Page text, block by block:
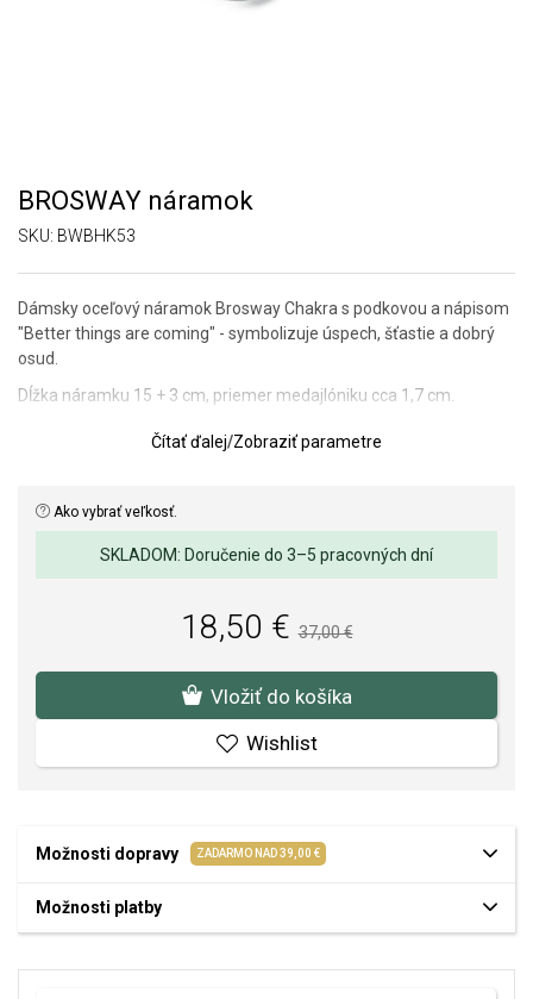
BROSWAY náramok
SKU: BWBHK53
Dámsky oceľový náramok Brosway Chakra s podkovou a nápisom
"Better things are coming" - symbolizuje úspech, šťastie a dobrý
osud.
Dĺžka náramku 15 + 3 cm, priemer medajlóniku cca 1,7 cm.
SOFIA je autorizovaným predajcom BROSWAY. Môžete si byť istí,
Čítať ďalej/Zobraziť parametre
Ako vybrať veľkosť.
SKLADOM: Doručenie do 3–5 pracovných dní
18,50 € 37,00 €
Vložiť do košíka
Wishlist
Možnosti dopravy ZADARMO NAD 39,00 €
Možnosti platby